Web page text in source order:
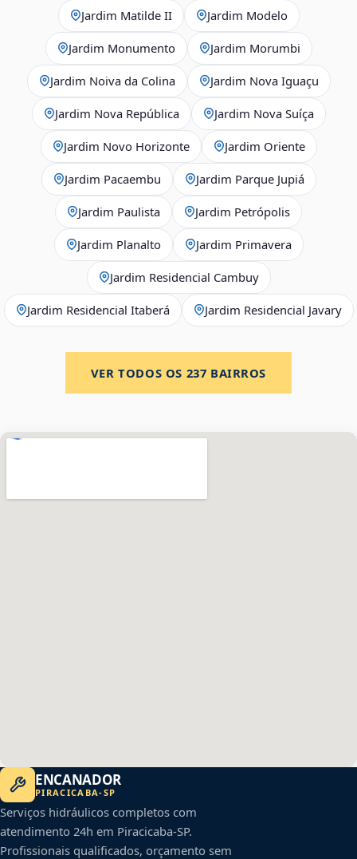
Jardim Matilde II Jardim Modelo
Jardim Monumento Jardim Morumbi
Jardim Noiva da Colina Jardim Nova Iguaçu
Jardim Nova República Jardim Nova Suíça
Jardim Novo Horizonte Jardim Oriente
Jardim Pacaembu Jardim Parque Jupiá
Jardim Paulista Jardim Petrópolis
Jardim Planalto Jardim Primavera
Jardim Residencial Cambuy
Jardim Residencial Itaberá Jardim Residencial Javary
VER TODOS OS 237 BAIRROS
ENCANADOR
PIRACICABA-SP
Serviços hidráulicos completos com
atendimento 24h em Piracicaba-SP.
Profissionais qualificados, orçamento sem